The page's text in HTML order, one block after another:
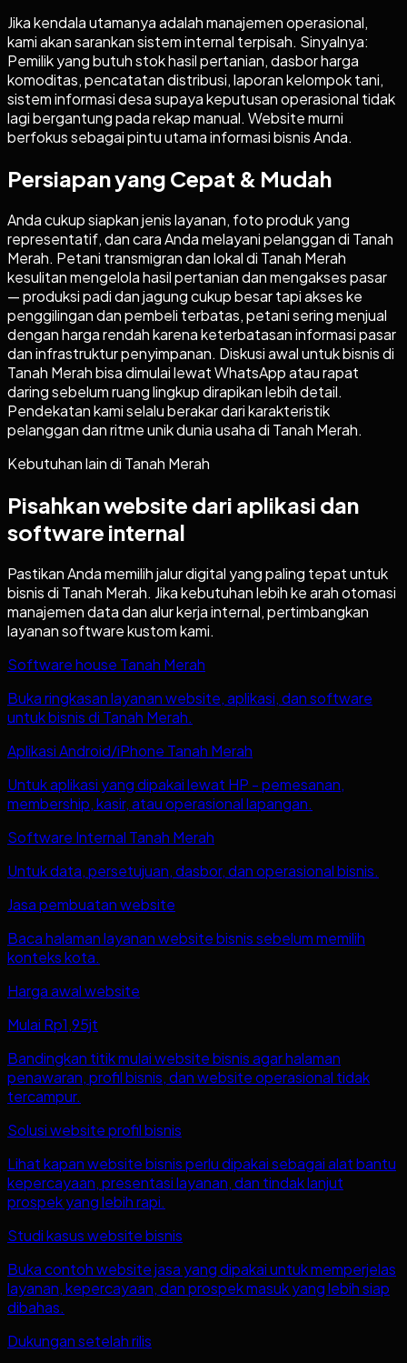
Jika kendala utamanya adalah manajemen operasional,
kami akan sarankan sistem internal terpisah. Sinyalnya:
Pemilik yang butuh stok hasil pertanian, dasbor harga
komoditas, pencatatan distribusi, laporan kelompok tani,
sistem informasi desa supaya keputusan operasional tidak
lagi bergantung pada rekap manual. Website murni
berfokus sebagai pintu utama informasi bisnis Anda.
Persiapan yang Cepat & Mudah
Anda cukup siapkan jenis layanan, foto produk yang
representatif, dan cara Anda melayani pelanggan di Tanah
Merah. Petani transmigran dan lokal di Tanah Merah
kesulitan mengelola hasil pertanian dan mengakses pasar
— produksi padi dan jagung cukup besar tapi akses ke
penggilingan dan pembeli terbatas, petani sering menjual
dengan harga rendah karena keterbatasan informasi pasar
dan infrastruktur penyimpanan. Diskusi awal untuk bisnis di
Tanah Merah bisa dimulai lewat WhatsApp atau rapat
daring sebelum ruang lingkup dirapikan lebih detail.
Pendekatan kami selalu berakar dari karakteristik
pelanggan dan ritme unik dunia usaha di Tanah Merah.
Kebutuhan lain di Tanah Merah
Pisahkan website dari aplikasi dan
software internal
Pastikan Anda memilih jalur digital yang paling tepat untuk
bisnis di Tanah Merah. Jika kebutuhan lebih ke arah otomasi
manajemen data dan alur kerja internal, pertimbangkan
layanan software kustom kami.
Software house Tanah Merah
Buka ringkasan layanan website, aplikasi, dan software
untuk bisnis di Tanah Merah.
Aplikasi Android/iPhone Tanah Merah
Untuk aplikasi yang dipakai lewat HP - pemesanan,
membership, kasir, atau operasional lapangan.
Software Internal Tanah Merah
Untuk data, persetujuan, dasbor, dan operasional bisnis.
Jasa pembuatan website
Baca halaman layanan website bisnis sebelum memilih
konteks kota.
Harga awal website
Mulai Rp1,95jt
Bandingkan titik mulai website bisnis agar halaman
penawaran, profil bisnis, dan website operasional tidak
tercampur.
Solusi website profil bisnis
Lihat kapan website bisnis perlu dipakai sebagai alat bantu
kepercayaan, presentasi layanan, dan tindak lanjut
prospek yang lebih rapi.
Studi kasus website bisnis
Buka contoh website jasa yang dipakai untuk memperjelas
layanan, kepercayaan, dan prospek masuk yang lebih siap
dibahas.
Dukungan setelah rilis